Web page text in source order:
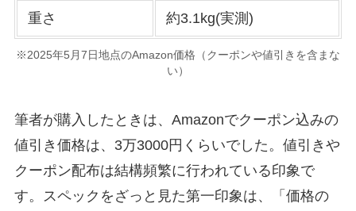
重さ 約3.1kg(実測)
※2025年5月7日地点のAmazon価格（クーポンや値引きを含まな
い）
筆者が購入したときは、Amazonでクーポン込みの
値引き価格は、3万3000円くらいでした。値引きや
クーポン配布は結構頻繁に行われている印象で
す。スペックをざっと見た第一印象は、「価格の